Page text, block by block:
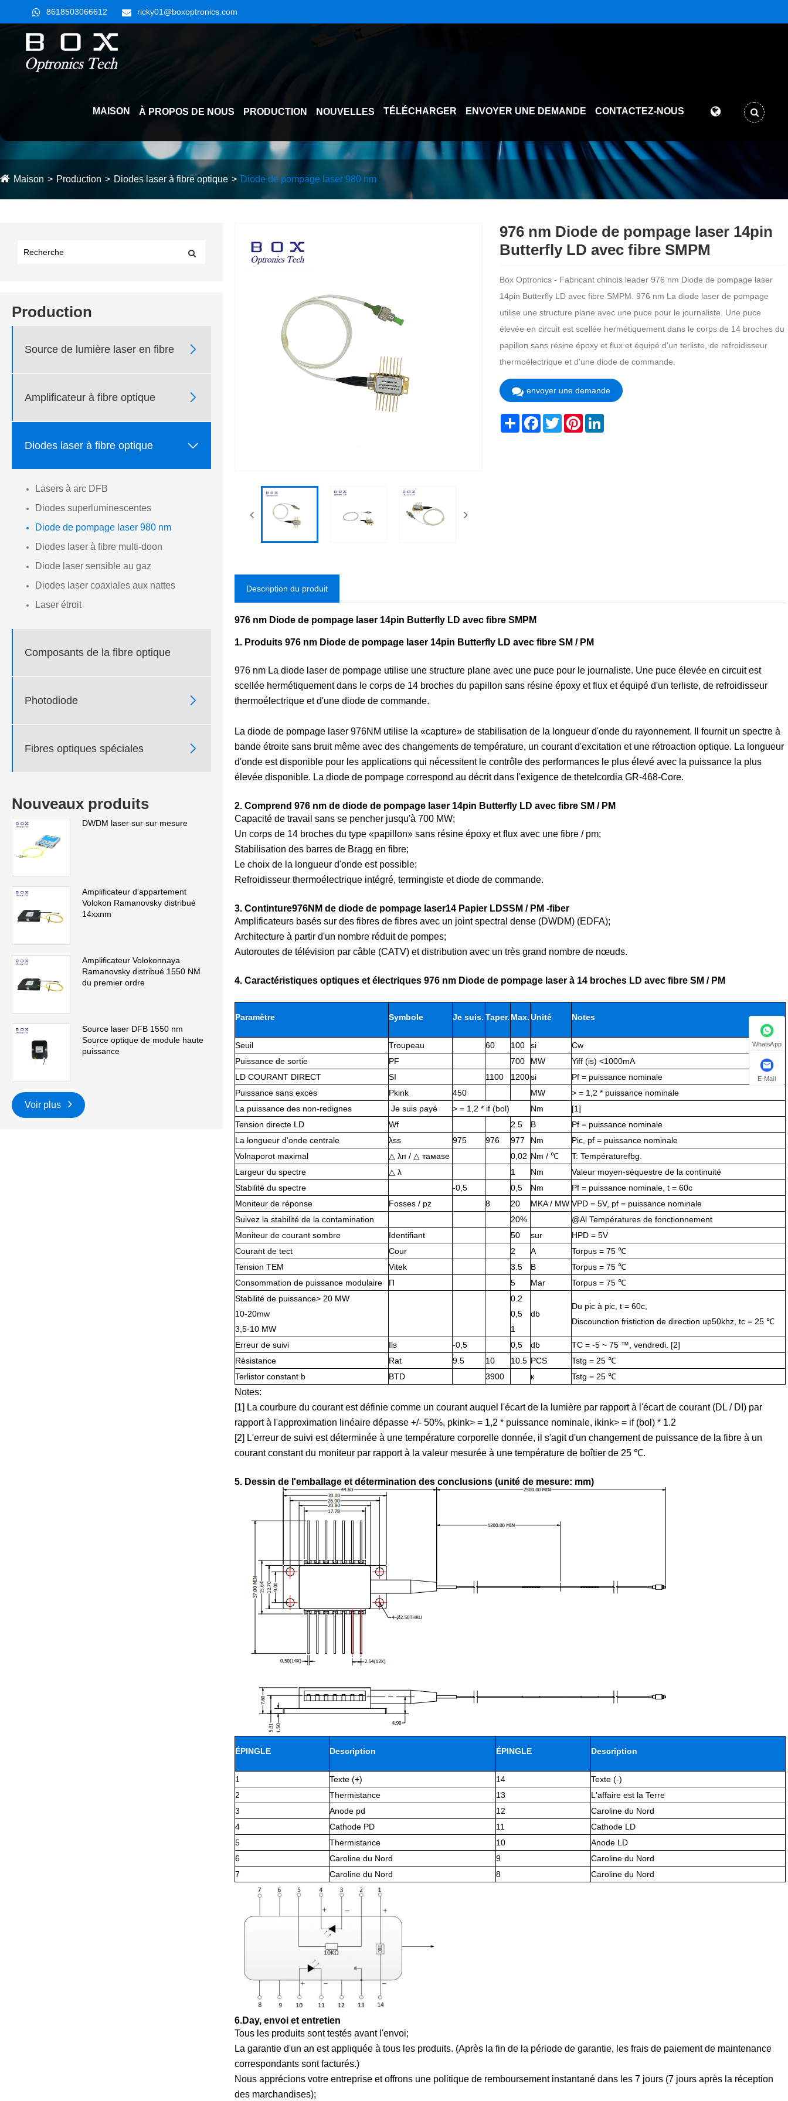
8618503066612 ricky01@boxoptronics.com
MAISON À PROPOS DE NOUS PRODUCTION NOUVELLES TÉLÉCHARGER ENVOYER UNE DEMANDE CONTACTEZ-NOUS
Maison Production Diodes laser à fibre optique Diode de pompage laser 980 nm
Production
Source de lumière laser en fibre 
Amplificateur à fibre optique 
Diodes laser à fibre optique 
Lasers à arc DFB
Diodes superluminescentes
Diode de pompage laser 980 nm
Diodes laser à fibre multi-doon
Diode laser sensible au gaz
Diodes laser coaxiales aux nattes
Laser étroit
Composants de la fibre optique
Photodiode 
Fibres optiques spéciales 
Nouveaux produits
DWDM laser sur sur mesure
Amplificateur d'appartement
Volokon Ramanovsky distribué
14xxnm
Amplificateur Volokonnaya
Ramanovsky distribué 1550 NM
du premier ordre
Source laser DFB 1550 nm
Source optique de module haute
puissance
Voir plus
976 nm Diode de pompage laser 14pin
Butterfly LD avec fibre SMPM
Box Optronics - Fabricant chinois leader 976 nm Diode de pompage laser
14pin Butterfly LD avec fibre SMPM. 976 nm La diode laser de pompage
utilise une structure plane avec une puce pour le journaliste. Une puce
élevée en circuit est scellée hermétiquement dans le corps de 14 broches du
papillon sans résine époxy et flux et équipé d'un terliste, de refroidisseur
thermoélectrique et d'une diode de commande.
envoyer une demande
ShareFacebook
TwitterPinterestLinkedIn
Description du produit
976 nm Diode de pompage laser 14pin Butterfly LD avec fibre SMPM
1. Produits 976 nm Diode de pompage laser 14pin Butterfly LD avec fibre SM / PM
976 nm La diode laser de pompage utilise une structure plane avec une puce pour le journaliste. Une puce élevée en circuit est
scellée hermétiquement dans le corps de 14 broches du papillon sans résine époxy et flux et équipé d'un terliste, de refroidisseur
thermoélectrique et d'une diode de commande.
La diode de pompage laser 976NM utilise la «capture» de stabilisation de la longueur d'onde du rayonnement. Il fournit un spectre à
bande étroite sans bruit même avec des changements de température, un courant d'excitation et une rétroaction optique. La longueur
d'onde est disponible pour les applications qui nécessitent le contrôle des performances le plus élevé avec la puissance la plus
élevée disponible. La diode de pompage correspond au décrit dans l'exigence de thetelcordia GR-468-Core.
2. Comprend 976 nm de diode de pompage laser 14pin Butterfly LD avec fibre SM / PM
Capacité de travail sans se pencher jusqu'à 700 MW;
Un corps de 14 broches du type «papillon» sans résine époxy et flux avec une fibre / pm;
Stabilisation des barres de Bragg en fibre;
Le choix de la longueur d'onde est possible;
Refroidisseur thermoélectrique intégré, termingiste et diode de commande.
3. Continture976NM de diode de pompage laser14 Papier LDSSM / PM -fiber
Amplificateurs basés sur des fibres de fibres avec un joint spectral dense (DWDM) (EDFA);
Architecture à partir d'un nombre réduit de pompes;
Autoroutes de télévision par câble (CATV) et distribution avec un très grand nombre de nœuds.
4. Caractéristiques optiques et électriques 976 nm Diode de pompage laser à 14 broches LD avec fibre SM / PM
Paramètre Symbole Je suis. Taper. Max.Unité Notes
Seuil Troupeau 60 100 si
Cw
Puissance de sortie
PF 700 MW
Yiff (is) <1000mA
LD COURANT DIRECT
SI 1100 1200si
Pf = puissance nominale
Puissance sans excès
Pkink 450 MW
> = 1,2 * puissance nominale
La puissance des non-redignes
Je suis payé > = 1,2 * if (bol) Nm
[1]
Tension directe LD
Wf 2.5 В
Pf = puissance nominale
La longueur d'onde centrale
λss 975 976 977 Nm
Pic, pf = puissance nominale
Volnaporot maximal
△ λп / △ тамase 0,02 Nm / ℃
T: Températurefbg.
Largeur du spectre
△ λ 1 Nm
Valeur moyen-séquestre de la continuité
Stabilité du spectre
-0,5 0,5 Nm
Pf = puissance nominale, t = 60c
Moniteur de réponse
Fosses / pz 8 20 MKA / MW VPD = 5V, pf = puissance nominale
Suivez la stabilité de la contamination
20%
@Al Températures de fonctionnement
Moniteur de courant sombre
Identifiant 50 sur
HPD = 5V
Courant de tect
Cour 2 А
Torpus = 75 ℃
Tension TEM
Vitek 3.5 В
Torpus = 75 ℃
Consommation de puissance modulaire
П 5 Mar
Torpus = 75 ℃
Stabilité de puissance> 20 MW
10-20mw
3,5-10 MW
0.2
0,5
1
db
Du pic à pic, t = 60c,
Discounction fristiction de direction up50khz, tc = 25 ℃
Erreur de suivi Ils -0,5 0,5 db
TC = -5 ~ 75 ™, vendredi. [2]
Résistance
Rat 9.5 10 10.5 PCS
Tstg = 25 ℃
Terlistor constant b
BTD 3900 к Tstg = 25 ℃
Notes:
[1] La courbure du courant est définie comme un courant auquel l'écart de la lumière par rapport à l'écart de courant (DL / DI) par
rapport à l'approximation linéaire dépasse +/- 50%, pkink> = 1,2 * puissance nominale, ikink> = if (bol) * 1.2
[2] L'erreur de suivi est déterminée à une température corporelle donnée, il s'agit d'un changement de puissance de la fibre à un
courant constant du moniteur par rapport à la valeur mesurée à une température de boîtier de 25 ℃.
5. Dessin de l'emballage et détermination des conclusions (unité de mesure: mm)
ÉPINGLE Description ÉPINGLE Description
1 Texte (+) 14
Texte (-)
2
Thermistance 13
L'affaire est la Terre
3
Anode pd 12
Caroline du Nord
4
Cathode PD 11
Cathode LD
5
Thermistance 10
Anode LD
6
Caroline du Nord 9
Caroline du Nord
7
Caroline du Nord 8 Caroline du Nord
6.Day, envoi et entretien
Tous les produits sont testés avant l'envoi;
La garantie d'un an est appliquée à tous les produits. (Après la fin de la période de garantie, les frais de paiement de maintenance
correspondants sont facturés.)
Nous apprécions votre entreprise et offrons une politique de remboursement instantané dans les 7 jours (7 jours après la réception
des marchandises);
WhatsApp
E-Mail